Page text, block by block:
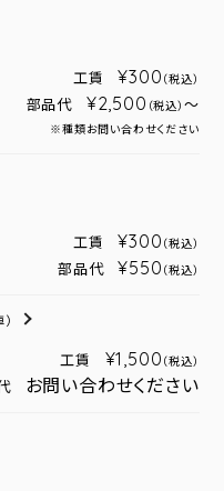
工賃 ¥300 （税込）
部品代 ¥2,500 （税込） ～
※種類お問い合わせください
工賃 ¥300 （税込）
部品代 ¥550 （税込）
工賃 ¥1,500 （税込）
お問い合わせください